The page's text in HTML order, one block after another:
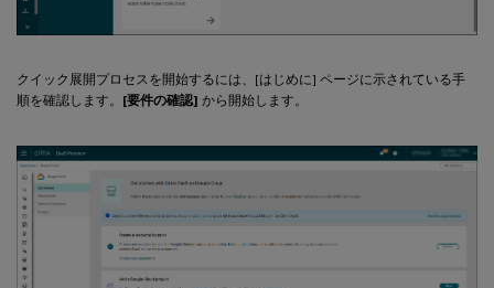
クイック展開プロセスを開始するには、[はじめに] ページに示されている手
順を確認します。 [要件の確認] から開始します。